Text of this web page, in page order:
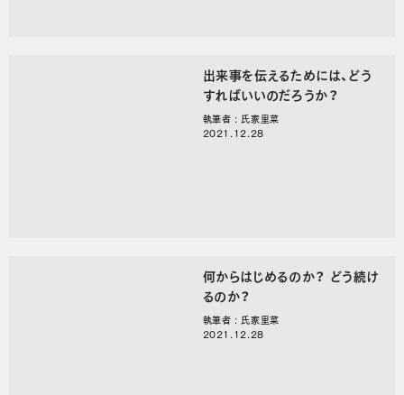
出来事を伝えるためには、どう
すればいいのだろうか？
執筆者 : 氏家里菜
2021.12.28
何からはじめるのか？ どう続け
るのか？
執筆者 : 氏家里菜
2021.12.28